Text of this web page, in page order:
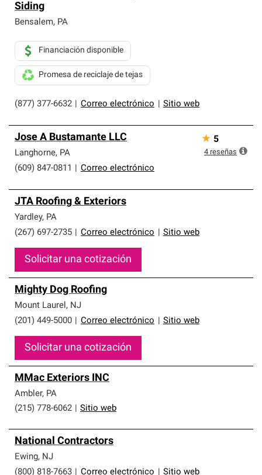
Siding
Bensalem, PA
(877) 377-6632 Correo electrónico Sitio web
Financiación disponible
Promesa de reciclaje de tejas
Jose A Bustamante LLC
Langhorne, PA
(609) 847-0811
Correo electrónico
★ 5
4 reseñas
JTA Roofing & Exteriors
Yardley, PA
(267) 697-2735
Correo electrónico Sitio web
Solicitar una cotización
Mighty Dog Roofing
Mount Laurel, NJ
(201) 449-5000
Correo electrónico Sitio web
Solicitar una cotización
MMac Exteriors INC
Ambler, PA
(215) 778-6062
Sitio web
National Contractors
Ewing, NJ
(800) 818-7663
Correo electrónico Sitio web